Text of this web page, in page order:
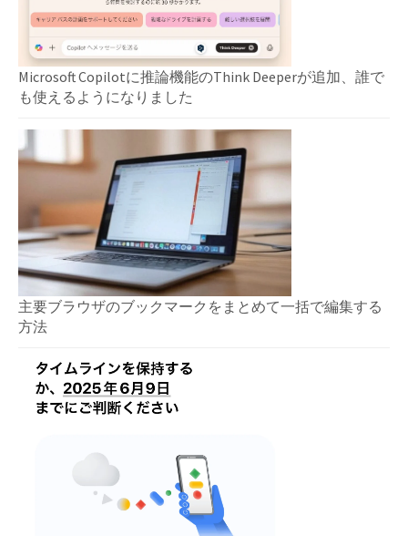
Microsoft Copilotに推論機能のThink Deeperが追加、誰で
も使えるようになりました
主要ブラウザのブックマークをまとめて一括で編集する
方法